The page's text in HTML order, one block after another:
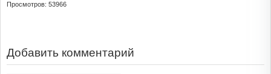
Просмотров: 53966
Добавить комментарий